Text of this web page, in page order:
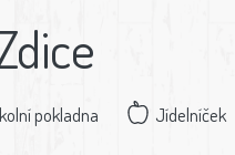
pokladna Jídelníček